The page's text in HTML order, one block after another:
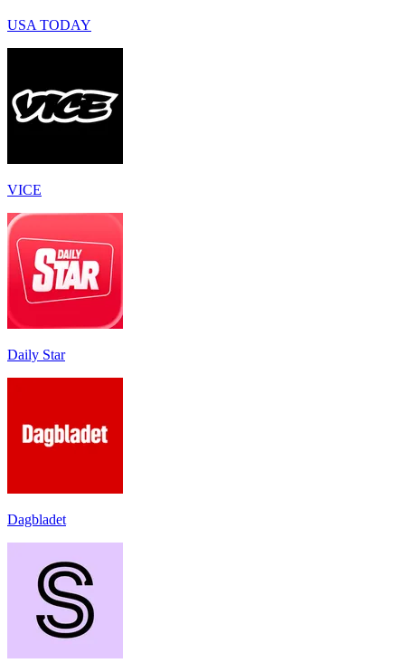
USA TODAY
VICE
Daily Star
Dagbladet